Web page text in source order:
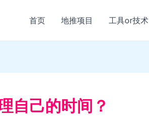
首页 地推项目 工具or技术
自己的时间？